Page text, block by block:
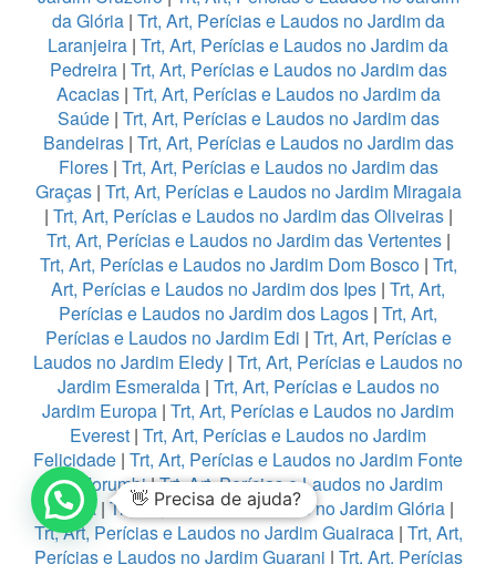
da Glória| Trt, Art, Perícias e Laudos no Jardim da
Laranjeira | Trt, Art, Perícias e Laudos no Jardim da
Pedreira| Trt, Art, Perícias e Laudos no Jardim das
Acacias| Trt, Art, Perícias e Laudos no Jardim da
Saúde| Trt, Art, Perícias e Laudos no Jardim das
Bandeiras| Trt, Art, Perícias e Laudos no Jardim das
Flores| Trt, Art, Perícias e Laudos no Jardim das
Graças| Trt, Art, Perícias e Laudos no Jardim Miragaia
| Trt, Art, Perícias e Laudos no Jardim das Oliveiras|
Trt, Art, Perícias e Laudos no Jardim das Vertentes|
Trt, Art, Perícias e Laudos no Jardim Dom Bosco| Trt,
Art, Perícias e Laudos no Jardim dos Ipes | Trt, Art,
Perícias e Laudos no Jardim dos Lagos | Trt, Art,
Perícias e Laudos no Jardim Edi | Trt, Art, Perícias e
Laudos no Jardim Eledy | Trt, Art, Perícias e Laudos no
Jardim Esmeralda| Trt, Art, Perícias e Laudos no
Jardim Europa | Trt, Art, Perícias e Laudos no Jardim
Everest | Trt, Art, Perícias e Laudos no Jardim
Felicidade | Trt, Art, Perícias e Laudos no Jardim Fonte
do Morumbi|Trt, Art, Perícias e Laudos no Jardim
França| Trt, Art, Perícias e Laudos no Jardim Glória |
Trt, Art, Perícias e Laudos no Jardim Guairaca| Trt, Art,
Perícias e Laudos no Jardim Guarani | Trt, Art, Perícias
👋 Precisa de ajuda?